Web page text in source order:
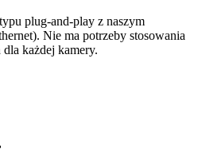
plug-and-play z naszym
Nie ma potrzeby stosowania
każdej kamery.